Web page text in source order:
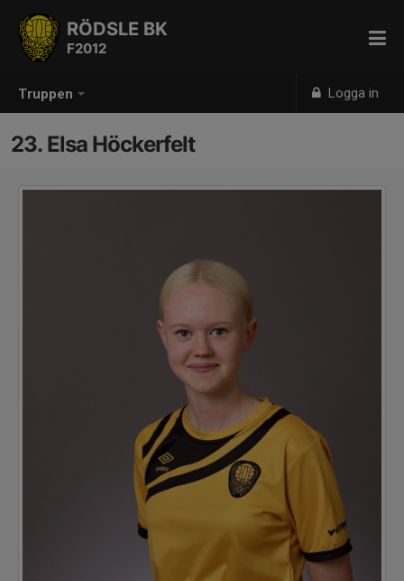
Truppen Logga in
RÖDSLE BK
F2012
23. Elsa Höckerfelt